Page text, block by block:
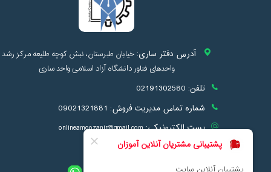
آدرس دفتر ساری: خیابان طبرستان، نبش کوچه طلیعه مرکز رشد
واحدهای فناور دانشگاه آزاد اسلامی واحد ساری
تلفن: 02191302580
شماره تماس مدیریت فروش: 09021321881
پست الکترونیکی:onlineamoozanir@gmail.com
info@onlineamoozan.ir